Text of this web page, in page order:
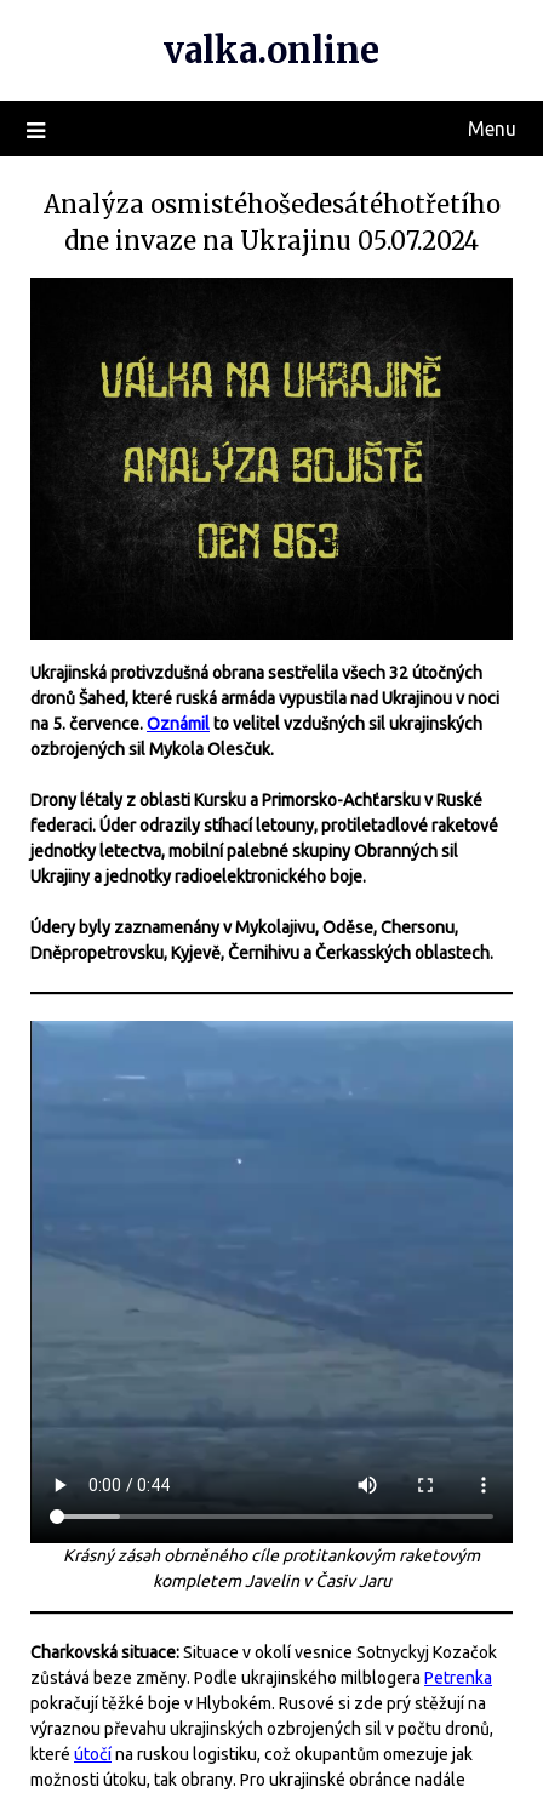
valka.online
Menu
Analýza osmistéhošedesátéhotřetího
dne invaze na Ukrajinu 05.07.2024
Ukrajinská protivzdušná obrana sestřelila všech 32 útočných
dronů Šahed, které ruská armáda vypustila nad Ukrajinou v noci
na 5. července.Oznámilto velitel vzdušných sil ukrajinských
ozbrojených sil Mykola Olesčuk.
Drony létaly z oblasti Kursku a Primorsko-Achťarsku v Ruské
federaci. Úder odrazily stíhací letouny, protiletadlové raketové
jednotky letectva, mobilní palebné skupiny Obranných sil
Ukrajiny a jednotky radioelektronického boje.
Údery byly zaznamenány v Mykolajivu, Oděse, Chersonu,
Dněpropetrovsku, Kyjevě, Černihivu a Čerkasských oblastech.
Krásný zásah obrněného cíle protitankovým raketovým
kompletem Javelin v Časiv Jaru
Charkovská situace:Situace v okolí vesnice Sotnyckyj Kozačok
zůstává beze změny. Podle ukrajinského milblogera Petrenka
pokračují těžké boje v Hlybokém. Rusové si zde prý stěžují na
výraznou převahu ukrajinských ozbrojených sil v počtu dronů,
které útočína ruskou logistiku, což okupantům omezuje jak
možnosti útoku, tak obrany. Pro ukrajinské obránce nadále